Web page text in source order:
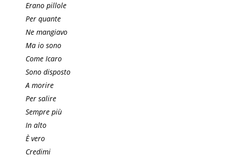
Erano pillole
Per quante
Ne mangiavo
Ma io sono
Come Icaro
Sono disposto
A morire
Per salire
Sempre più
In alto
È vero
Credimi